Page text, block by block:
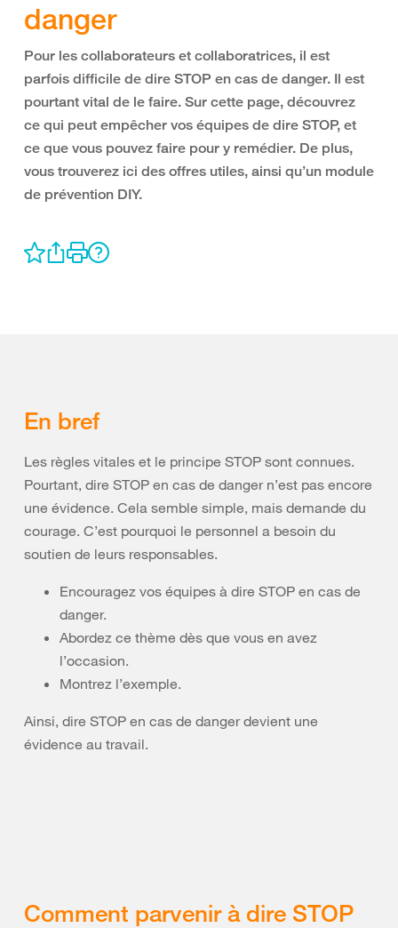
danger
Pour les collaborateurs et collaboratrices, il est
parfois difficile de dire STOP en cas de danger. Il est
pourtant vital de le faire. Sur cette page, découvrez
ce qui peut empêcher vos équipes de dire STOP, et
ce que vous pouvez faire pour y remédier. De plus,
vous trouverez ici des offres utiles, ainsi qu’un module
de prévention DIY.
En bref
Les règles vitales et le principe STOP sont connues.
Pourtant, dire STOP en cas de danger n’est pas encore
une évidence. Cela semble simple, mais demande du
courage. C’est pourquoi le personnel a besoin du
soutien de leurs responsables.
Encouragez vos équipes à dire STOP en cas de
danger.
Abordez ce thème dès que vous en avez
l’occasion.
Montrez l’exemple.
Ainsi, dire STOP en cas de danger devient une
évidence au travail.
Comment parvenir à dire STOP